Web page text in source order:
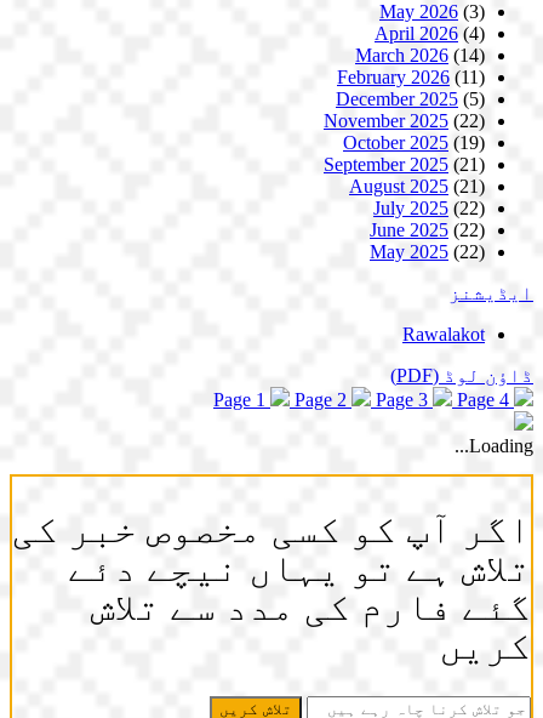
May 2026 (3)
April 2026 (4)
March 2026 (14)
February 2026 (11)
December 2025 (5)
November 2025 (22)
October 2025 (19)
September 2025 (21)
August 2025 (21)
July 2025 (22)
June 2025 (22)
May 2025 (22)
ایڈیشنز
Rawalakot
ڈاؤن لوڈ (PDF)
Page 1
Page 2 Page 3 Page 4
Loading...
اگر آپ کو کسی مخصوص خبر کی
تلاش ہے تو یہاں نیچے دئے
گئے فارم کی مدد سے تلاش
کریں